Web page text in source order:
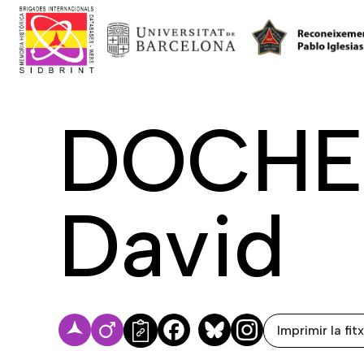
David
FacebookBluesky Imprimir la